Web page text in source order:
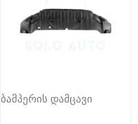
ბამპერის დამცავი